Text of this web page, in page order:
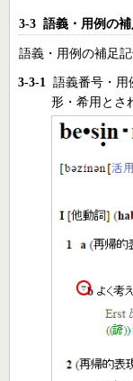
3-3 語義・用例の
語義・用例の補足
3-3-1語義番号・用
形・希用とさ